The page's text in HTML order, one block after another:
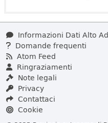
Informazioni Dati Alto
Domande frequenti
Atom Feed
Ringraziamenti
Note legali
Privacy
Contattaci
Cookie